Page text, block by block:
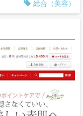
総合（美容）